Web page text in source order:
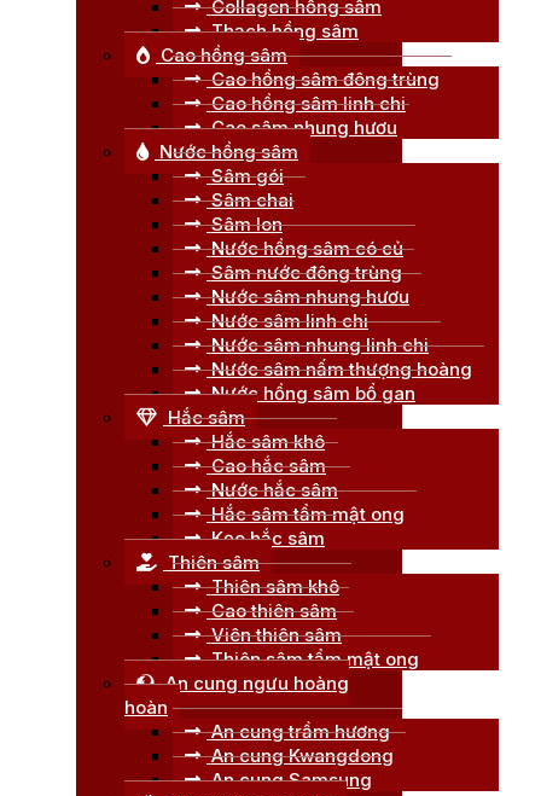
Collagen hồng sâm
Thạch hồng sâm
Cao hồng sâm
Cao hồng sâm đông trùng
Cao hồng sâm linh chi
Cao sâm nhung hươu
Nước hồng sâm
Sâm gói
Sâm chai
Sâm lon
Nước hồng sâm có củ
Sâm nước đông trùng
Nước sâm nhung hươu
Nước sâm linh chi
Nước sâm nhung linh chi
Nước sâm nấm thượng hoàng
Nước hồng sâm bổ gan
Hắc sâm
Hắc sâm khô
Cao hắc sâm
Nước hắc sâm
Hắc sâm tẩm mật ong
Kẹo hắc sâm
Thiên sâm
Thiên sâm khô
Cao thiên sâm
Viên thiên sâm
Thiên sâm tẩm mật ong
An cung ngưu hoàng
hoàn
An cung trầm hương
An cung Kwangdong
An cung Samsung